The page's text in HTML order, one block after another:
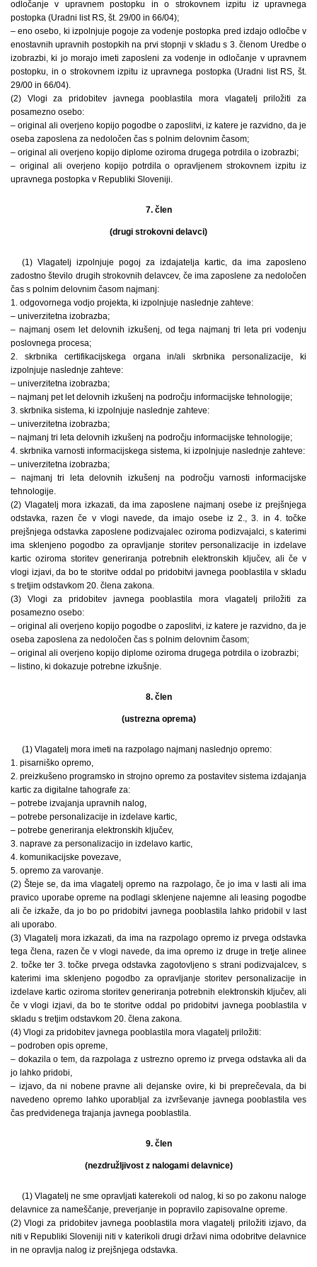
odločanje v upravnem postopku in o strokovnem izpitu iz upravnega
postopka (Uradni list RS, št. 29/00 in 66/04);
– eno osebo, ki izpolnjuje pogoje za vodenje postopka pred izdajo odločbe v
enostavnih upravnih postopkih na prvi stopnji v skladu s 3. členom Uredbe o
izobrazbi, ki jo morajo imeti zaposleni za vodenje in odločanje v upravnem
postopku, in o strokovnem izpitu iz upravnega postopka (Uradni list RS, št.
29/00 in 66/04).
(2) Vlogi za pridobitev javnega pooblastila mora vlagatelj priložiti za
posamezno osebo:
– original ali overjeno kopijo pogodbe o zaposlitvi, iz katere je razvidno, da je
oseba zaposlena za nedoločen čas s polnim delovnim časom;
– original ali overjeno kopijo diplome oziroma drugega potrdila o izobrazbi;
– original ali overjeno kopijo potrdila o opravljenem strokovnem izpitu iz
upravnega postopka v Republiki Sloveniji.
7. člen
(drugi strokovni delavci)
(1) Vlagatelj izpolnjuje pogoj za izdajatelja kartic, da ima zaposleno
zadostno število drugih strokovnih delavcev, če ima zaposlene za nedoločen
čas s polnim delovnim časom najmanj:
1. odgovornega vodjo projekta, ki izpolnjuje naslednje zahteve:
– univerzitetna izobrazba;
– najmanj osem let delovnih izkušenj, od tega najmanj tri leta pri vodenju
poslovnega procesa;
2. skrbnika certifikacijskega organa in/ali skrbnika personalizacije, ki
izpolnjuje naslednje zahteve:
– univerzitetna izobrazba;
– najmanj pet let delovnih izkušenj na področju informacijske tehnologije;
3. skrbnika sistema, ki izpolnjuje naslednje zahteve:
– univerzitetna izobrazba;
– najmanj tri leta delovnih izkušenj na področju informacijske tehnologije;
4. skrbnika varnosti informacijskega sistema, ki izpolnjuje naslednje zahteve:
– univerzitetna izobrazba;
– najmanj tri leta delovnih izkušenj na področju varnosti informacijske
tehnologije.
(2) Vlagatelj mora izkazati, da ima zaposlene najmanj osebe iz prejšnjega
odstavka, razen če v vlogi navede, da imajo osebe iz 2., 3. in 4. točke
prejšnjega odstavka zaposlene podizvajalec oziroma podizvajalci, s katerimi
ima sklenjeno pogodbo za opravljanje storitev personalizacije in izdelave
kartic oziroma storitev generiranja potrebnih elektronskih ključev, ali če v
vlogi izjavi, da bo te storitve oddal po pridobitvi javnega pooblastila v skladu
s tretjim odstavkom 20. člena zakona.
(3) Vlogi za pridobitev javnega pooblastila mora vlagatelj priložiti za
posamezno osebo:
– original ali overjeno kopijo pogodbe o zaposlitvi, iz katere je razvidno, da je
oseba zaposlena za nedoločen čas s polnim delovnim časom;
– original ali overjeno kopijo diplome oziroma drugega potrdila o izobrazbi;
– listino, ki dokazuje potrebne izkušnje.
8. člen
(ustrezna oprema)
(1) Vlagatelj mora imeti na razpolago najmanj naslednjo opremo:
1. pisarniško opremo,
2. preizkušeno programsko in strojno opremo za postavitev sistema izdajanja
kartic za digitalne tahografe za:
– potrebe izvajanja upravnih nalog,
– potrebe personalizacije in izdelave kartic,
– potrebe generiranja elektronskih ključev,
3. naprave za personalizacijo in izdelavo kartic,
4. komunikacijske povezave,
5. opremo za varovanje.
(2) Šteje se, da ima vlagatelj opremo na razpolago, če jo ima v lasti ali ima
pravico uporabe opreme na podlagi sklenjene najemne ali leasing pogodbe
ali če izkaže, da jo bo po pridobitvi javnega pooblastila lahko pridobil v last
ali uporabo.
(3) Vlagatelj mora izkazati, da ima na razpolago opremo iz prvega odstavka
tega člena, razen če v vlogi navede, da ima opremo iz druge in tretje alinee
2. točke ter 3. točke prvega odstavka zagotovljeno s strani podizvajalcev, s
katerimi ima sklenjeno pogodbo za opravljanje storitev personalizacije in
izdelave kartic oziroma storitev generiranja potrebnih elektronskih ključev, ali
če v vlogi izjavi, da bo te storitve oddal po pridobitvi javnega pooblastila v
skladu s tretjim odstavkom 20. člena zakona.
(4) Vlogi za pridobitev javnega pooblastila mora vlagatelj priložiti:
– podroben opis opreme,
– dokazila o tem, da razpolaga z ustrezno opremo iz prvega odstavka ali da
jo lahko pridobi,
– izjavo, da ni nobene pravne ali dejanske ovire, ki bi preprečevala, da bi
navedeno opremo lahko uporabljal za izvrševanje javnega pooblastila ves
čas predvidenega trajanja javnega pooblastila.
9. člen
(nezdružljivost z nalogami delavnice)
(1) Vlagatelj ne sme opravljati katerekoli od nalog, ki so po zakonu naloge
delavnice za nameščanje, preverjanje in popravilo zapisovalne opreme.
(2) Vlogi za pridobitev javnega pooblastila mora vlagatelj priložiti izjavo, da
niti v Republiki Sloveniji niti v katerikoli drugi državi nima odobritve delavnice
in ne opravlja nalog iz prejšnjega odstavka.